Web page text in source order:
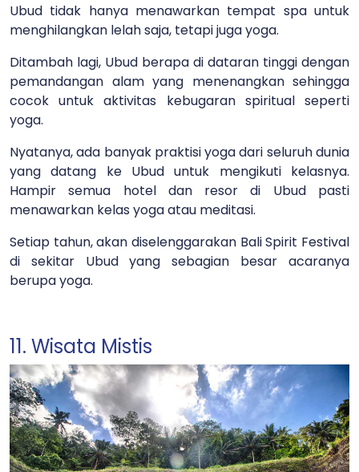
Ubud tidak hanya menawarkan tempat spa untuk
menghilangkan lelah saja, tetapi juga yoga.
Ditambah lagi, Ubud berapa di dataran tinggi dengan
pemandangan alam yang menenangkan sehingga
cocok untuk aktivitas kebugaran spiritual seperti
yoga.
Nyatanya, ada banyak praktisi yoga dari seluruh dunia
yang datang ke Ubud untuk mengikuti kelasnya.
Hampir semua hotel dan resor di Ubud pasti
menawarkan kelas yoga atau meditasi.
Setiap tahun, akan diselenggarakan Bali Spirit Festival
di sekitar Ubud yang sebagian besar acaranya
berupa yoga.
11. Wisata Mistis